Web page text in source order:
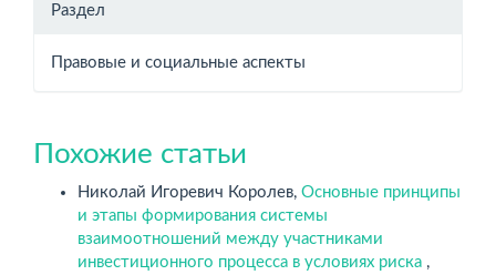
Раздел
Правовые и социальные аспекты
Похожие статьи
Николай Игоревич Королев, Основные принципы
и этапы формирования системы
взаимоотношений между участниками
инвестиционного процесса в условиях риска ,